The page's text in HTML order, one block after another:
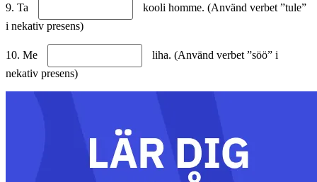
9. Ta
kooli homme. (Använd verbet ”tule”
i nekativ presens)
10. Me
liha. (Använd verbet ”söö” i
nekativ presens)